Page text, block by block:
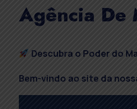
Agência De
Descubra o Poder do
Bem-vindo ao site da